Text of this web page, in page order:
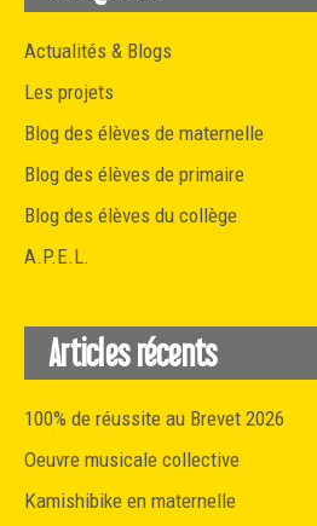
Actualités & Blogs
Les projets
Blog des élèves de maternelle
Blog des élèves de primaire
Blog des élèves du collège
A.P.E.L.
Articles récents
100% de réussite au Brevet 2026
Oeuvre musicale collective
Kamishibike en maternelle